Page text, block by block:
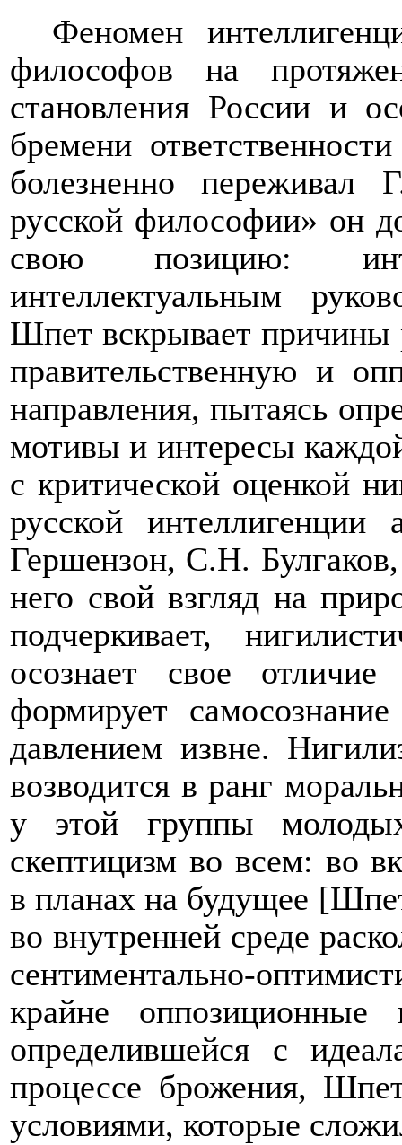
Феномен
философов на
становления России и
бремени
болезненно
русской философии» он
свою позицию:
интеллектуальным
Шпет вскрывает причины
правительственную и
направления, пытаясь
мотивы и интересы
с критической оценкой
русской
Гершензон, С.Н.
него свой взгляд на
подчеркивает,
осознает свое
формирует
давлением извне.
возводится в ранг
у этой группы
скептицизм во всем: во
в планах на будущее
во внутренней среде
сентиментально-
крайне
определившейся с
процессе брожения,
условиями, которые